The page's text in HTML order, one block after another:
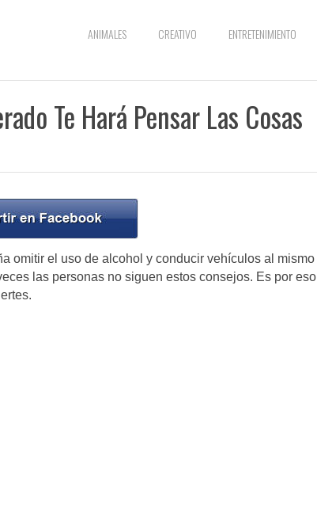
ANIMALES CREATIVO ENTRETENIMIENTO
Te Hará Pensar Las Cosas
omitir el uso de alcohol y conducir vehículos al mismo
las personas no siguen estos consejos. Es por eso